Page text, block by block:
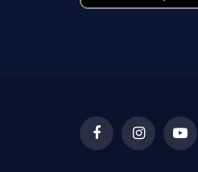
FacebookInstagram